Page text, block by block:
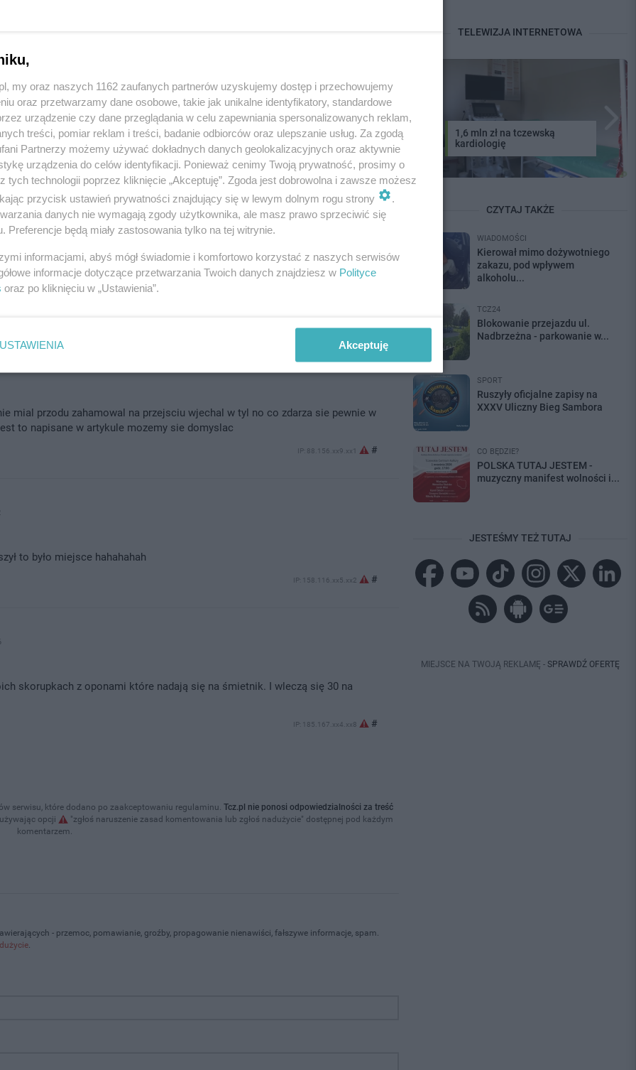
DODAJ KOMENTARZ
tył a drugi rozchcrza ikony cały tyl
mial przodu zahamowal na przejsciu wjechal w tyl no co zdarza sie pewnie w
to napisane w artykule mozemy sie domyslac
IP: 88.156.xx9.xx1 #
to było miejsce hahahahah
IP: 158.116.xx5.xx2 #
skorupkach z oponami które nadają się na śmietnik. I wleczą się 30 na
IP: 185.167.xx4.xx8 #
serwisu, które dodano po zaakceptowaniu regulaminu. Tcz.pl nie ponosi odpowiedzialności za treść
opcji
"zgłoś naruszenie zasad komentowania lub zgłoś nadużycie" dostępnej pod każdym
komentarzem.
- przemoc, pomawianie, groźby, propagowanie nienawiści, fałszywe informacje, spam.
.
TELEWIZJA INTERNETOWA
1,6 mln zł na tczewską
kardiologię
CZYTAJ TAKŻE
WIADOMOŚCI
Kierował mimo dożywotniego
zakazu, pod wpływem
alkoholu...
TCZ24
Blokowanie przejazdu ul.
Nadbrzeżna - parkowanie w...
SPORT
Ruszyły oficjalne zapisy na
XXXV Uliczny Bieg Sambora
CO BĘDZIE?
POLSKA TUTAJ JESTEM -
muzyczny manifest wolności i...
JESTEŚMY TEŻ TUTAJ
MIEJSCE NA TWOJĄ REKLAMĘ - SPRAWDŹ OFERTĘ
my oraz naszych 1162 zaufanych partnerów uzyskujemy dostęp i przechowujemy
oraz przetwarzamy dane osobowe, takie jak unikalne identyfikatory, standardowe
urządzenie czy dane przeglądania w celu zapewniania spersonalizowanych reklam,
treści, pomiar reklam i treści, badanie odbiorców oraz ulepszanie usług. Za zgodą
Partnerzy możemy używać dokładnych danych geolokalizacyjnych oraz aktywnie
urządzenia do celów identyfikacji. Ponieważ cenimy Twoją prywatność, prosimy o
tych technologii poprzez kliknięcie „Akceptuję”. Zgoda jest dobrowolna i zawsze możesz
przycisk ustawień prywatności znajdujący się w lewym dolnym rogu strony
.
danych nie wymagają zgody użytkownika, ale masz prawo sprzeciwić się
Preferencje będą miały zastosowania tylko na tej witrynie.
informacjami, abyś mógł świadomie i komfortowo korzystać z naszych serwisów
informacje dotyczące przetwarzania Twoich danych znajdziesz w Polityce
oraz po kliknięciu w „Ustawienia”.
USTAWIENIA Akceptuję